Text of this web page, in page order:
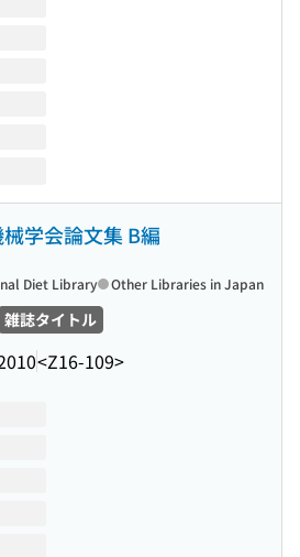
械学会論文集 B編
雑誌タイトル
<Z16-109>
Diet Library Other Libraries in Japan